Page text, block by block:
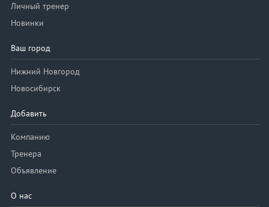
Личный тренер
Новинки
Ваш город
Нижний Новгород
Новосибирск
Добавить
Компанию
Тренера
Объявление
О нас